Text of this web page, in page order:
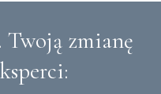
Twoją zmianę